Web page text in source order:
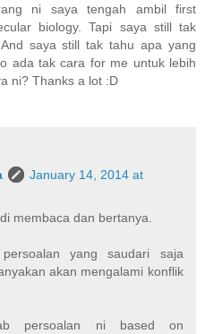
ni saya tengah ambil first
biology. Tapi saya still tak
saya still tak tahu apa yang
ada tak cara for me untuk lebih
ni? Thanks a lot :D
January 14, 2014 at
membaca dan bertanya.
yang saudari saja
akan mengalami konflik
persoalan ni based on